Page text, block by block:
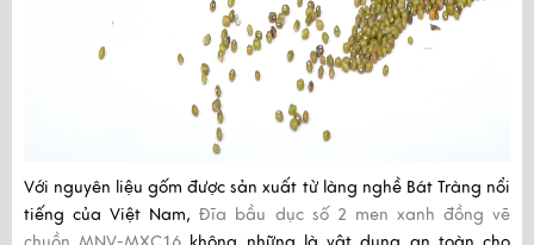
Với nguyên liệu gốm được sản xuất từ làng nghề Bát Tràng nổi
tiếng của Việt Nam,Đĩa bầu dục số 2 men xanh đồng vẽ